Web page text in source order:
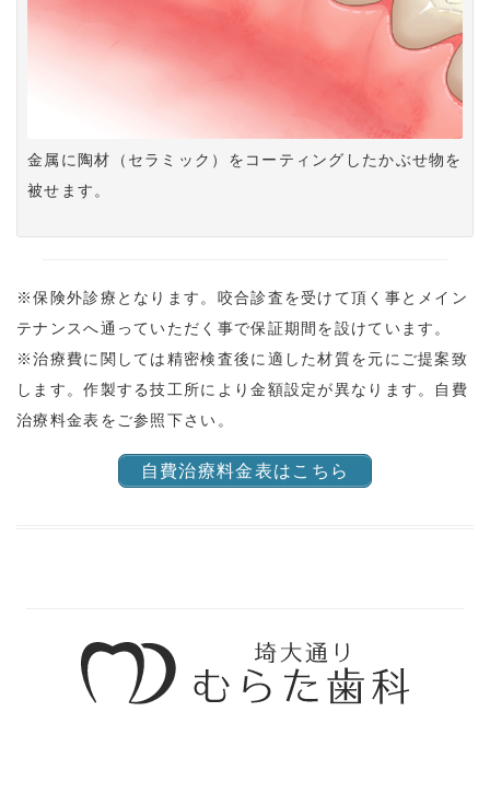
金属に陶材（セラミック）をコーティングしたかぶせ物を
被せます。
※保険外診療となります。咬合診査を受けて頂く事とメイン
テナンスへ通っていただく事で保証期間を設けています。
※治療費に関しては精密検査後に適した材質を元にご提案致
します。作製する技工所により金額設定が異なります。自費
治療料金表をご参照下さい。
自費治療料金表はこちら